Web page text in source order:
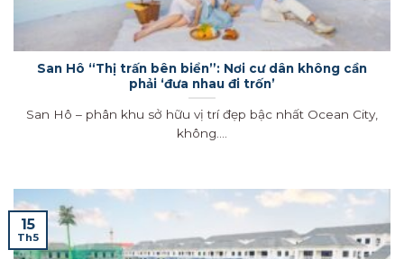
San Hô “Thị trấn bên biển”: Nơi cư dân không cần
phải ‘đưa nhau đi trốn’
San Hô – phân khu sở hữu vị trí đẹp bậc nhất Ocean City,
không....
15
Th5